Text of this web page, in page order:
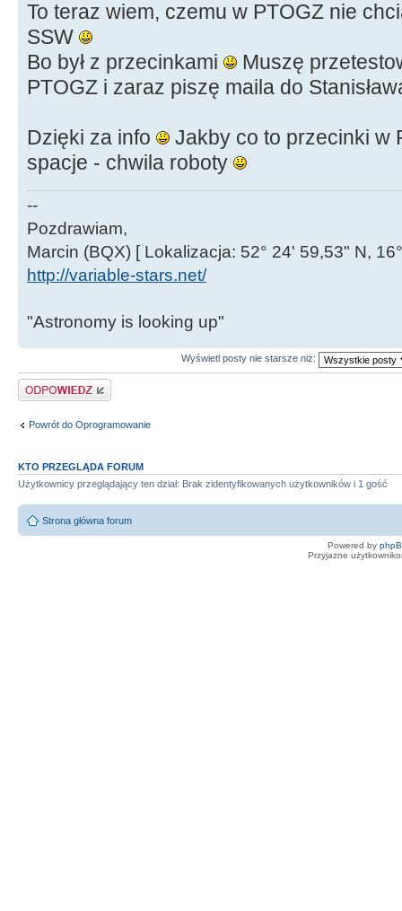
To teraz wiem, czemu w PTOGZ nie
SSW
Bo był z przecinkami
Muszę
PTOGZ i zaraz piszę maila do
Dzięki za info
Jakby co to przecinki w
spacje - chwila roboty
--
Pozdrawiam,
Marcin (BQX) [ Lokalizacja: 52° 24' 59,53" N,
http://variable-stars.net/
"Astronomy is looking up"
Wyświetl posty nie starsze niż:
Odpowiedz
Powrót do Oprogramowanie
KTO PRZEGLĄDA FORUM
Użytkownicy przeglądający ten dział: Brak zidentyfikowanych użytkowników i 1 gość
Strona główna forum
Powered by
Przyjazne